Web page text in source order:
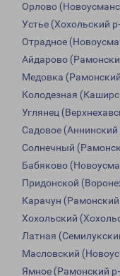
Орлово
Устье (Хохольский
Отрадное
Айдарово
Медовка
Колодезная
Углянец
Садовое (Аннинский
Солнечный
Бабяково
Придонской
Карачун
Хохольский
Латная
Масловский
Ямное (Рамонский